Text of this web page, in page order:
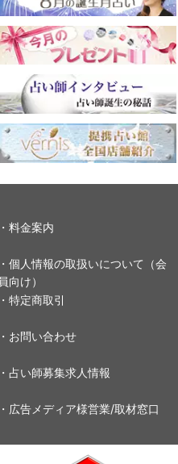
・料金案内
・個人情報の取扱いについて（会
員向け）
・特定商取引
・お問い合わせ
・占い師募集求人情報
・広告メディア様営業/取材窓口